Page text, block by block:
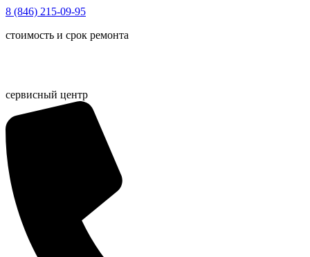
Перейти
содержимому
8 (846) 215-09-95
стоимость и срок ремонта
сервисный центр